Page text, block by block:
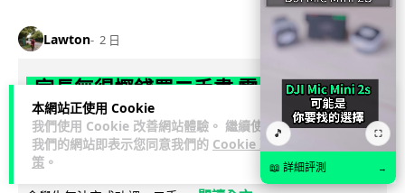
本網站正使用 Cookie
我們使用 Cookie 改善網站體驗。 繼續使用
我們的網站即表示您同意我們的 Cookie 政
策 。
Lawton 2 日
家長無得慳錢買二手書 電子啟動碼鎖死
二手教科書 學生無法做功課
社福界立法會議員陳文宜指，一間中學書單價錢按年加 14.7%
遠超通漲，令家長難以負擔。而且電子教材啟動碼這項設計，
🎵 ⛶
📖 詳細評測 →